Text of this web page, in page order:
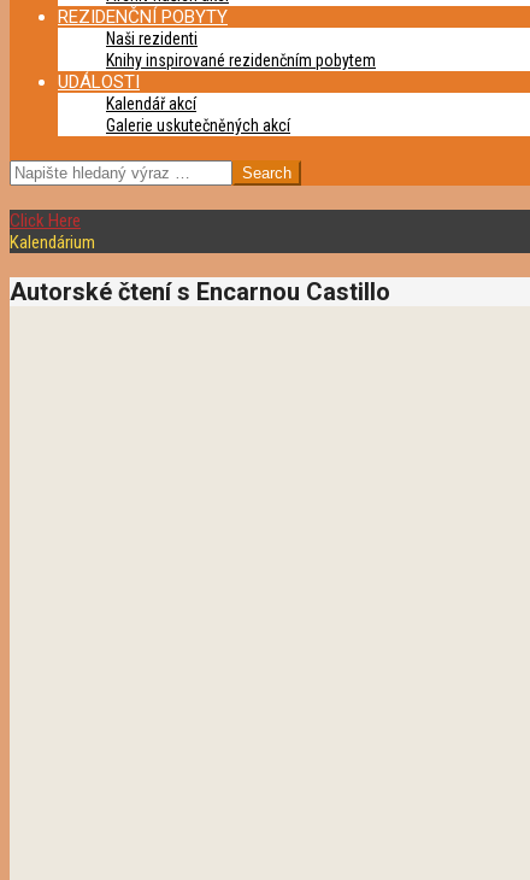
REZIDENČNÍ POBYTY
Naši rezidenti
Knihy inspirované rezidenčním pobytem
UDÁLOSTI
Kalendář akcí
Galerie uskutečněných akcí
SEARCH
Click Here
Kalendárium
Autorské čtení s Encarnou Castillo